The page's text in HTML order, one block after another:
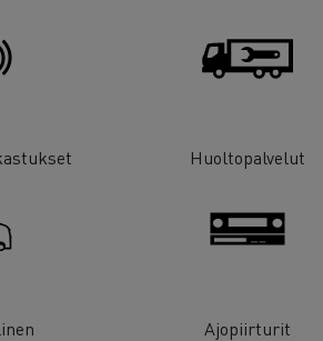
Huoltopalvelut
Ajopiirturit